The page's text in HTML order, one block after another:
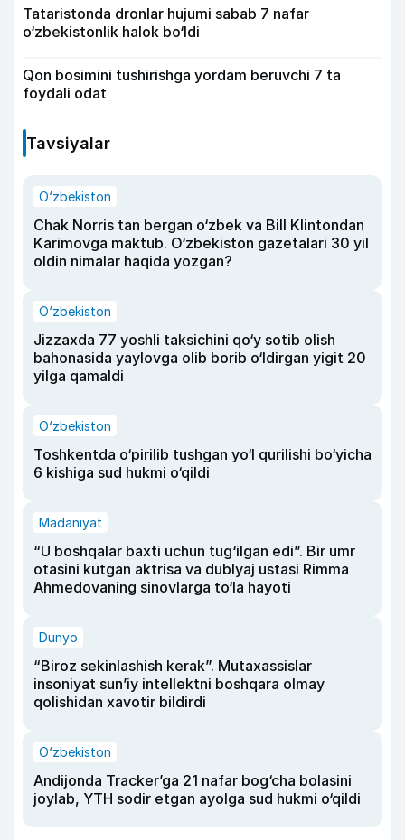
Tataristonda dronlar hujumi sabab 7 nafar
o‘zbekistonlik halok bo‘ldi
Qon bosimini tushirishga yordam beruvchi 7 ta
foydali odat
Tavsiyalar
O‘zbekiston
Chak Norris tan bergan o‘zbek va Bill Klintondan
Karimovga maktub. O‘zbekiston gazetalari 30 yil
oldin nimalar haqida yozgan?
O‘zbekiston
Jizzaxda 77 yoshli taksichini qo‘y sotib olish
bahonasida yaylovga olib borib o‘ldirgan yigit 20
yilga qamaldi
O‘zbekiston
Toshkentda o‘pirilib tushgan yo‘l qurilishi bo‘yicha
6 kishiga sud hukmi o‘qildi
Madaniyat
“U boshqalar baxti uchun tug‘ilgan edi”. Bir umr
otasini kutgan aktrisa va dublyaj ustasi Rimma
Ahmedovaning sinovlarga to‘la hayoti
Dunyo
“Biroz sekinlashish kerak”. Mutaxassislar
insoniyat sun’iy intellektni boshqara olmay
qolishidan xavotir bildirdi
O‘zbekiston
Andijonda Tracker’ga 21 nafar bog‘cha bolasini
joylab, YTH sodir etgan ayolga sud hukmi o‘qildi